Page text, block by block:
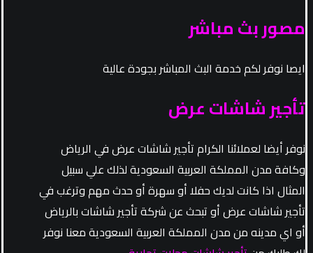
مصور بث مباشر
ايصا نوفر لكم خدمة البث المباشر بجودة عالية
تأجير شاشات عرض
نوفر أيضا لعملائنا الكرام تأجير شاشات عرض في الرياض
وكافة مدن المملكة العربية السعودية لذلك علي سبيل
المثال اذا كانت لديك حفلا أو سهرة أو حدث مهم وترغب في
تأجير شاشات عرض أو تبحث عن شركة تأجير شاشات بالرياض
أو اي مدينه من مدن المملكة العربية السعودية معنا نوفر